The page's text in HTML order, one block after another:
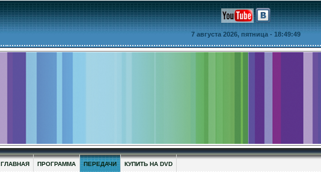
7 августа 2026, пятница - 18:49:49
ГЛАВНАЯ ПРОГРАММА ПЕРЕДАЧИ КУПИТЬ НА DVD